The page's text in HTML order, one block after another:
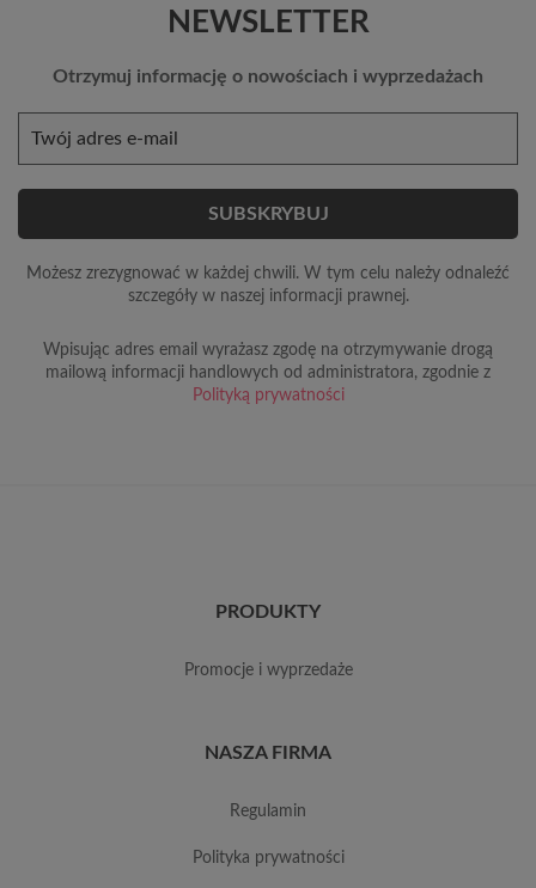
NEWSLETTER
Otrzymuj informację o nowościach i wyprzedażach
Możesz zrezygnować w każdej chwili. W tym celu należy odnaleźć
szczegóły w naszej informacji prawnej.
Wpisując adres email wyrażasz zgodę na otrzymywanie drogą
mailową informacji handlowych od administratora, zgodnie z
Polityką prywatności
PRODUKTY
promocje i wyprzedaże
NASZA FIRMA
regulamin
polityka prywatności